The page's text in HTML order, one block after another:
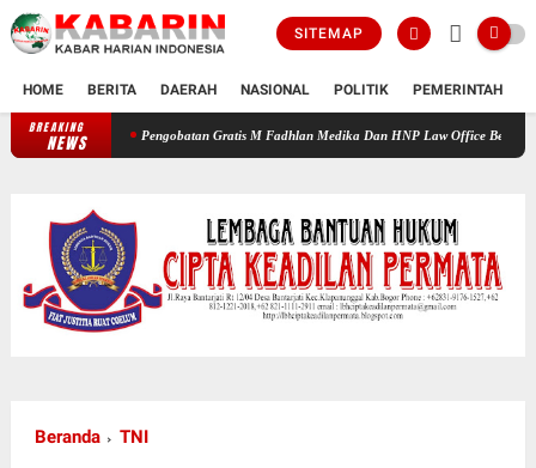
SITEMAP
HOME BERITA DAERAH NASIONAL POLITIK PEMERINTAH
BREAKING
NEWS
Pengobatan Gratis M Fadhlan Medika Dan HNP Law Office Beri Manfaat Nyata
Beranda TNI